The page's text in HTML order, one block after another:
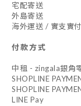
宅配寄送
外島寄送
海外運送 / 實支實
付款方式
中租 - zingala銀角
SHOPLINE
SHOPLINE
LINE Pay